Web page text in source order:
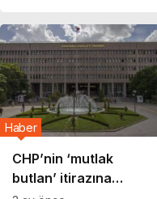
CHP’nin ‘mutlak
butlan’ itirazına
Haber